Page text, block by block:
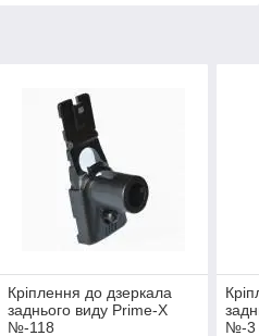
Кріплення до дзеркала
заднього виду Prime-X
№-118
№-3